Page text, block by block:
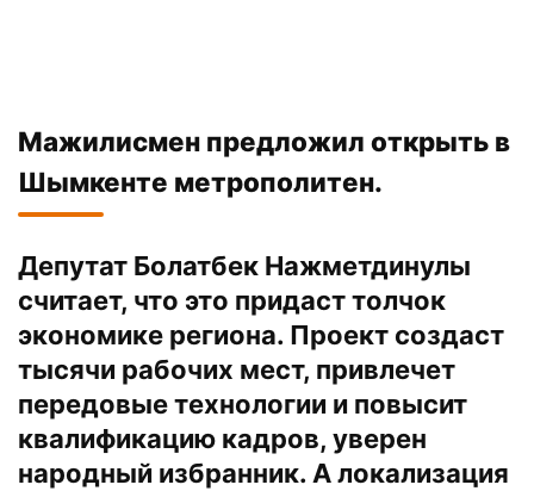
Мажилисмен предложил открыть в
Шымкенте метрополитен.
Депутат Болатбек Нажметдинулы
считает, что это придаст толчок
экономике региона. Проект создаст
тысячи рабочих мест, привлечет
передовые технологии и повысит
квалификацию кадров, уверен
народный избранник. А локализация